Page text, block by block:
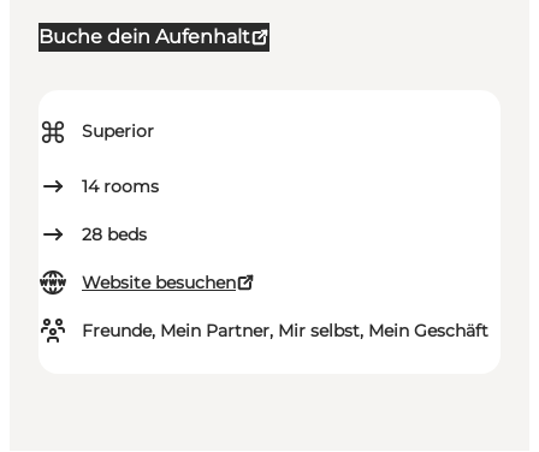
Buche dein Aufenhalt
⌘ Superior
14 rooms
28 beds
Website besuchen
Freunde, Mein Partner, Mir selbst, Mein Geschäft